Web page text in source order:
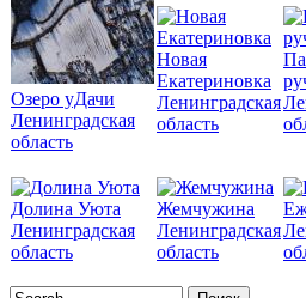
Озеро уДачи
Ленинградская
область
Новая
Екатериновка
Ленинградская
область
Долина Уюта
Ленинградская
область
Жемчужина
Ленинградская
область